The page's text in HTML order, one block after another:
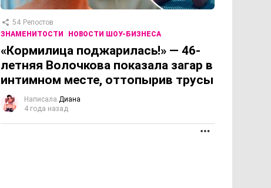
54 Репостов
ЗНАМЕНИТОСТИ
НОВОСТИ ШОУ-БИЗНЕСА
«Кормилица поджарилась!» — 46-
летняя Волочкова показала загар в
интимном месте, оттопырив трусы
Написала Диана
4 года назад